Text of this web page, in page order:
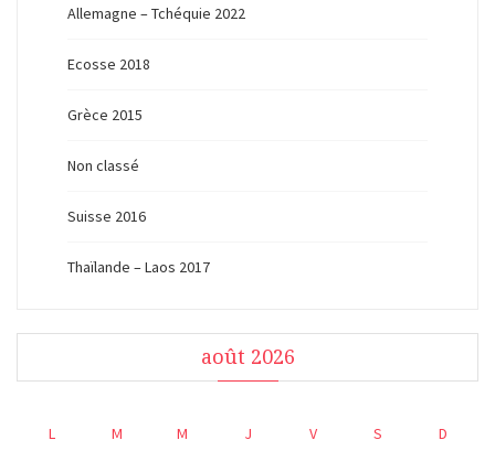
Allemagne – Tchéquie 2022
Ecosse 2018
Grèce 2015
Non classé
Suisse 2016
Thaïlande – Laos 2017
août 2026
L M M J V S D